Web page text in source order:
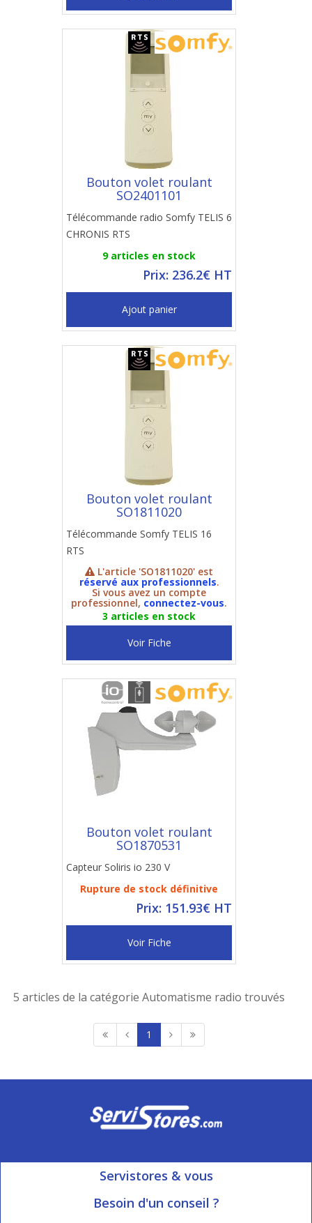
Bouton volet roulant
SO2401101
Télécommande radio Somfy TELIS 6
CHRONIS RTS
9 articles en stock
Prix: 236.2€ HT
Ajout panier
Bouton volet roulant
SO1811020
Télécommande Somfy TELIS 16
RTS
L'article 'SO1811020' est
réservé aux professionnels.
Si vous avez un compte
professionnel, connectez-vous.
3 articles en stock
Voir Fiche
Bouton volet roulant
SO1870531
Capteur Soliris io 230 V
Rupture de stock définitive
Prix: 151.93€ HT
Voir Fiche
5 articles de la catégorie Automatisme radio trouvés
1
Servistores & vous
Mon compte
Besoin d'un conseil ?